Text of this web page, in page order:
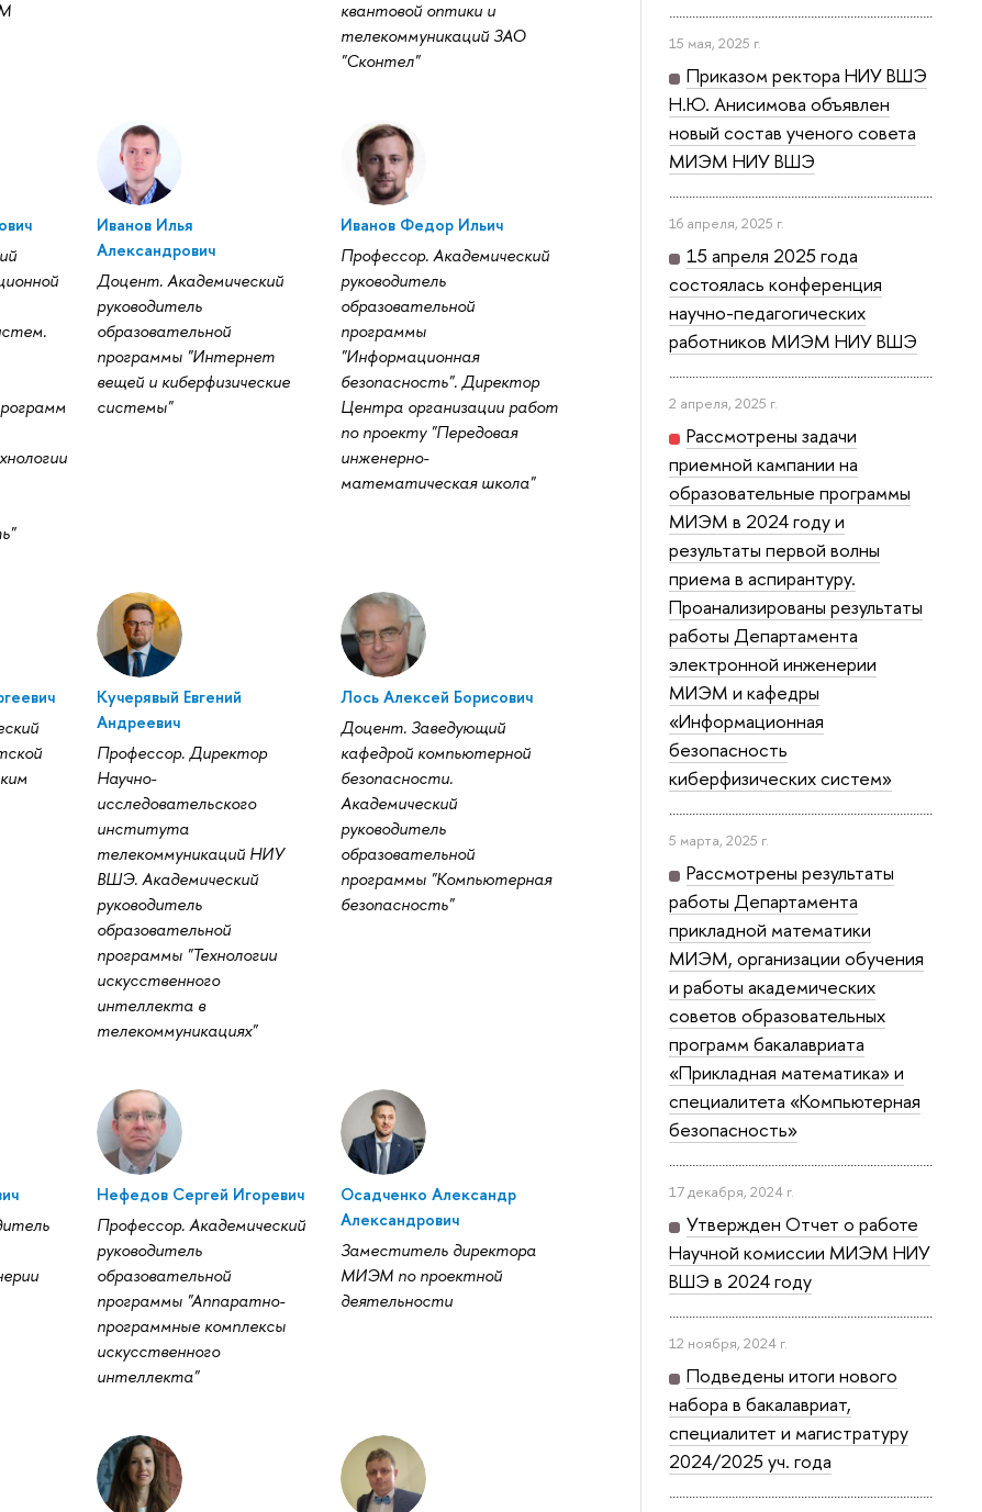
15 мая, 2025 г.
Приказом ректора НИУ ВШЭ
Н.Ю. Анисимова объявлен
новый состав ученого совета
МИЭМ НИУ ВШЭ
16 апреля, 2025 г.
15 апреля 2025 года
состоялась конференция
научно-педагогических
работников МИЭМ НИУ ВШЭ
2 апреля, 2025 г.
Рассмотрены задачи
приемной кампании на
образовательные программы
МИЭМ в 2024 году и
результаты первой волны
приема в аспирантуру.
Проанализированы результаты
работы Департамента
электронной инженерии
МИЭМ и кафедры
«Информационная
безопасность
киберфизических систем»
5 марта, 2025 г.
Рассмотрены результаты
работы Департамента
прикладной математики
МИЭМ, организации обучения
и работы академических
советов образовательных
программ бакалавриата
«Прикладная математика» и
специалитета «Компьютерная
безопасность»
17 декабря, 2024 г.
Утвержден Отчет о работе
Научной комиссии МИЭМ НИУ
ВШЭ в 2024 году
12 ноября, 2024 г.
Подведены итоги нового
набора в бакалавриат,
специалитет и магистратуру
2024/2025 уч. года
квантовой оптики и
телекоммуникаций ЗАО
"Сконтел"
Иванов Илья
Александрович
Доцент. Академический
руководитель
образовательной
программы "Интернет
вещей и киберфизические
системы"
Иванов Федор Ильич
Профессор. Академический
руководитель
образовательной
программы
"Информационная
безопасность". Директор
Центра организации работ
по проекту "Передовая
инженерно-
математическая школа"
Кучерявый Евгений
Андреевич
Профессор. Директор
Научно-
исследовательского
института
телекоммуникаций НИУ
ВШЭ. Академический
руководитель
образовательной
программы "Технологии
искусственного
интеллекта в
телекоммуникациях"
Лось Алексей Борисович
Доцент. Заведующий
кафедрой компьютерной
безопасности.
Академический
руководитель
образовательной
программы "Компьютерная
безопасность"
Нефедов Сергей Игоревич
Профессор. Академический
руководитель
образовательной
программы "Аппаратно-
программные комплексы
искусственного
интеллекта"
Осадченко Александр
Александрович
Заместитель директора
МИЭМ по проектной
деятельности